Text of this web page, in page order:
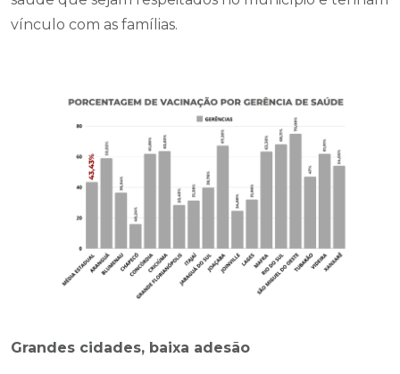
vínculo com as famílias.
Grandes cidades, baixa adesão